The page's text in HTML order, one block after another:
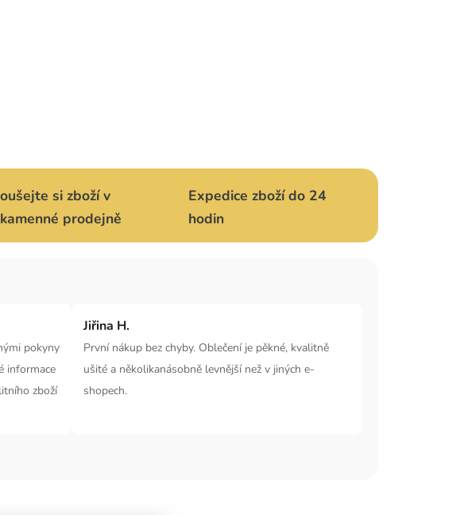
si zboží v
prodejně
Expedice zboží do 24
hodin
pokyny
informace
zboží
Jiřina H.
První nákup bez chyby. Oblečení je pěkné, kvalitně
ušité a několikanásobně levnější než v jiných e-
shopech.